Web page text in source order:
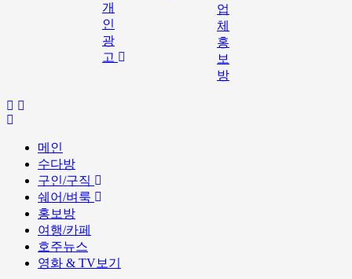
개
인
광
고
업
체
홍
보
방
메인
수다방
구인/구직
쉐어/벼룩
홍보방
여행/카페
호주뉴스
영화 & TV보기